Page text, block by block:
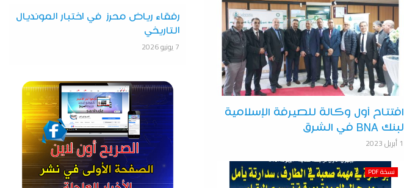
افتتاح أول وكالة للصيرفة الإسلامية
لبنك BNA في الشرق
1 أبريل 2023
نسخة PDF
رفقاء رياض محرز في اختبار المونديال
التاريخي
7 يونيو 2026